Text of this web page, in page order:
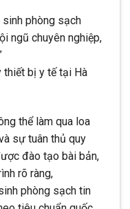
sinh phòng sạch
ngũ chuyên nghiệp,
thiết bị y tế tại Hà
thể làm qua loa
sự tuân thủ quy
đào tạo bài bản,
rõ ràng,
phòng sạch tin